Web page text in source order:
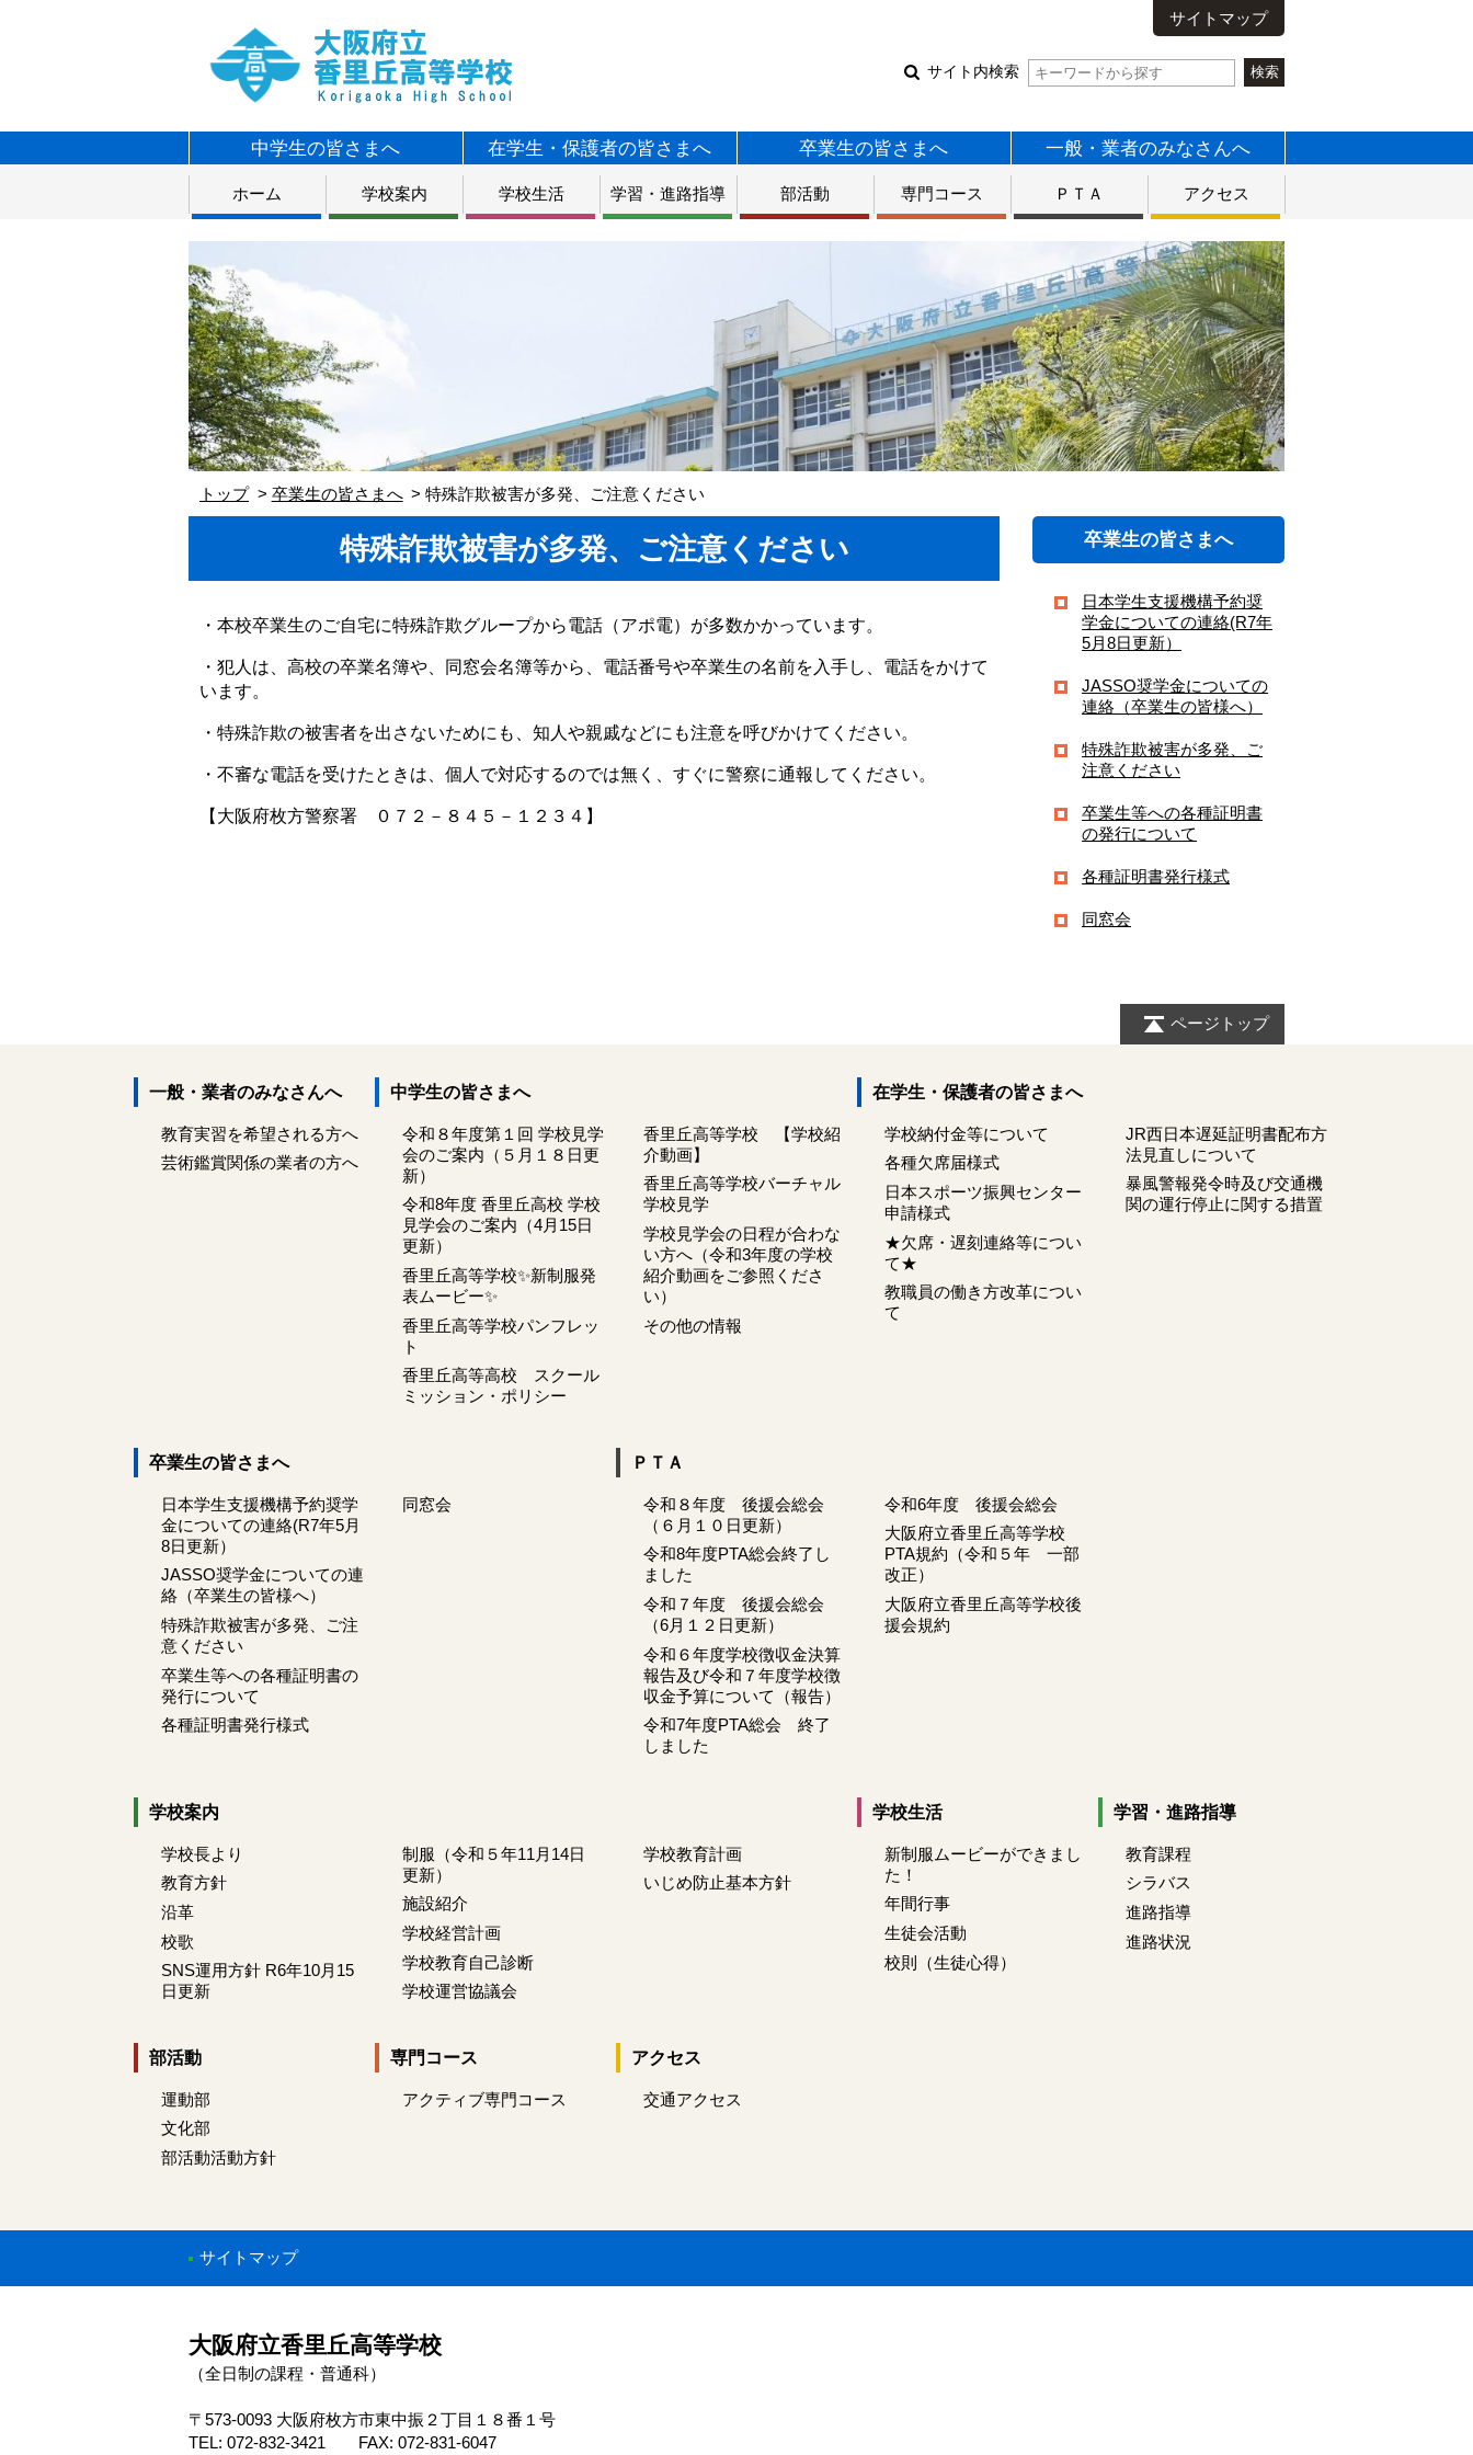
サイトマップ
サイト内検索
中学生の皆さまへ 在学生・保護者の皆さまへ 卒業生の皆さまへ 一般・業者のみなさんへ
ホーム 学校案内 学校生活 学習・進路指導 部活動 専門コース ＰＴＡ アクセス
トップ 卒業生の皆さまへ 特殊詐欺被害が多発、ご注意ください
特殊詐欺被害が多発、ご注意ください
・本校卒業生のご自宅に特殊詐欺グループから電話（アポ電）が多数かかっています。
・犯人は、高校の卒業名簿や、同窓会名簿等から、電話番号や卒業生の名前を入手し、電話をかけて
います。
・特殊詐欺の被害者を出さないためにも、知人や親戚などにも注意を呼びかけてください。
・不審な電話を受けたときは、個人で対応するのでは無く、すぐに警察に通報してください。
【大阪府枚方警察署 ０７２－８４５－１２３４】
卒業生の皆さまへ
日本学生支援機構予約奨
学金についての連絡(R7年
5月8日更新）
JASSO奨学金についての
連絡（卒業生の皆様へ）
特殊詐欺被害が多発、ご
注意ください
卒業生等への各種証明書
の発行について
各種証明書発行様式
同窓会
ページトップ
一般・業者のみなさんへ
教育実習を希望される方へ
芸術鑑賞関係の業者の方へ
中学生の皆さまへ
令和８年度第１回 学校見学
会のご案内（５月１８日更
新）
令和8年度 香里丘高校 学校
見学会のご案内（4月15日
更新）
香里丘高等学校✨新制服発
表ムービー✨
香里丘高等学校パンフレッ
ト
香里丘高等高校 スクール
ミッション・ポリシー
香里丘高等学校 【学校紹
介動画】
香里丘高等学校バーチャル
学校見学
学校見学会の日程が合わな
い方へ（令和3年度の学校
紹介動画をご参照くださ
い）
その他の情報
在学生・保護者の皆さまへ
学校納付金等について
各種欠席届様式
日本スポーツ振興センター
申請様式
★欠席・遅刻連絡等につい
て★
教職員の働き方改革につい
て
JR西日本遅延証明書配布方
法見直しについて
暴風警報発令時及び交通機
関の運行停止に関する措置
卒業生の皆さまへ
日本学生支援機構予約奨学
金についての連絡(R7年5月
8日更新）
JASSO奨学金についての連
絡（卒業生の皆様へ）
特殊詐欺被害が多発、ご注
意ください
卒業生等への各種証明書の
発行について
各種証明書発行様式
同窓会
ＰＴＡ
令和８年度 後援会総会
（６月１０日更新）
令和8年度PTA総会終了し
ました
令和７年度 後援会総会
（6月１２日更新）
令和６年度学校徴収金決算
報告及び令和７年度学校徴
収金予算について（報告）
令和7年度PTA総会 終了
しました
令和6年度 後援会総会
大阪府立香里丘高等学校
PTA規約（令和５年 一部
改正）
大阪府立香里丘高等学校後
援会規約
学校案内
学校長より
教育方針
沿革
校歌
SNS運用方針 R6年10月15
日更新
制服（令和５年11月14日
更新）
施設紹介
学校経営計画
学校教育自己診断
学校運営協議会
学校教育計画
いじめ防止基本方針
学校生活
新制服ムービーができまし
た！
年間行事
生徒会活動
校則（生徒心得）
学習・進路指導
教育課程
シラバス
進路指導
進路状況
部活動
運動部
文化部
部活動活動方針
専門コース
アクティブ専門コース
アクセス
交通アクセス
サイトマップ
大阪府立香里丘高等学校
（全日制の課程・普通科）
〒573-0093 大阪府枚方市東中振２丁目１８番１号
TEL: 072-832-3421 FAX: 072-831-6047